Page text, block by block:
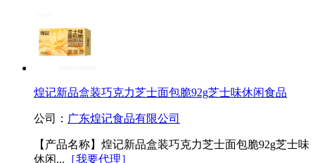
煌记新品盒装巧克力芝士面包脆92g芝士味休闲食品
公司： 广东煌记食品有限公司
【产品名称】煌记新品盒装巧克力芝士面包脆92g芝士味
休闲... ［我要代理］